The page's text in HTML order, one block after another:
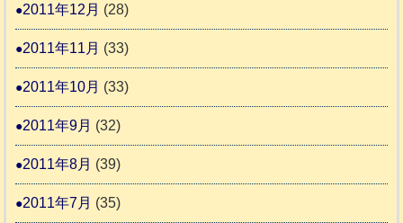
2011年12月 (28)
2011年11月 (33)
2011年10月 (33)
2011年9月 (32)
2011年8月 (39)
2011年7月 (35)